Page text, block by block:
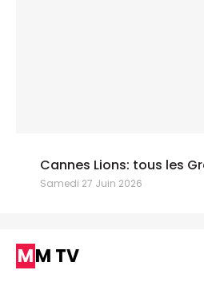
Cannes Lions: tous les
Samedi 27 Juin 2026
MM TV